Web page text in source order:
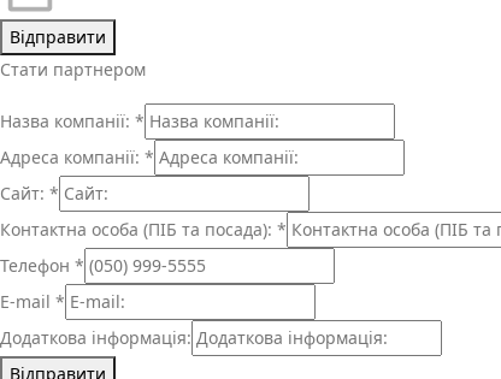
Відправити
Стати партнером
Назва компанії: *
Адреса компанії: *
Сайт: *
Контактна особа (ПІБ та посада): *
Телефон *
E-mail *
Додаткова інформація:
Відправити